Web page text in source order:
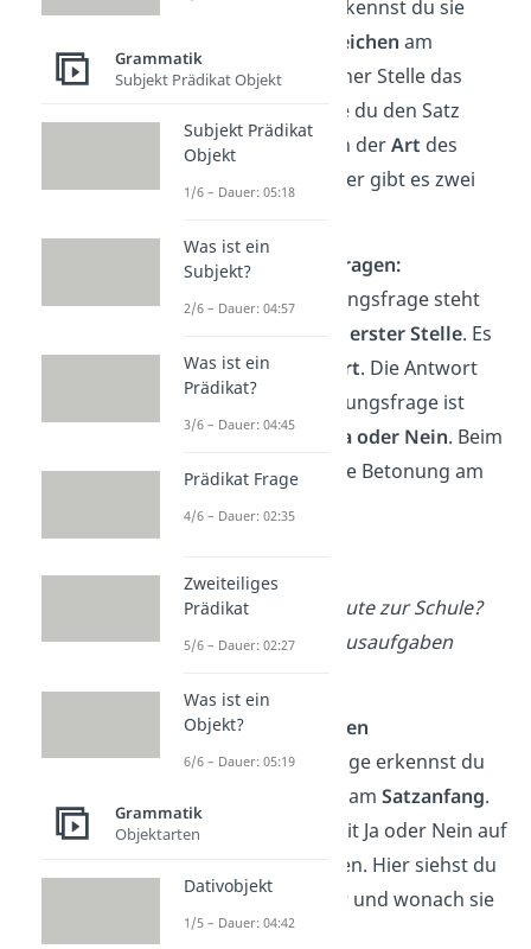
Im Schriftlichen erkennst du sie
Fragezeichen am
Satzende. An welcher Stelle das
steht und wie du den Satz
betonst, hängt von derArt des
ab. Hier gibt es zwei
1. Entscheidungsfragen:
Bei der Entscheidungsfrage steht
erster Stelle. Es
gibtkein Fragewort. Die Antwort
auf eine Entscheidungsfrage ist
immer entweder
Ja oder Nein. Beim
Sprechensteigt
die Betonung am
Ende
. ↗️
Kommst
du heute zur Schule?
Hatsie ihre Hausaufgaben
2. Ergänzungsfragen
Die Ergänzungsfrage erkennst du
am Satzanfang.
Du kannst
mit Ja oder Nein auf
die Frage antworten. Hier siehst du
typischeW-Wörterund wonach sie
fragen:
Grammatik
Subjekt Prädikat Objekt
Subjekt Prädikat
Objekt
1/6 – Dauer: 05:18
Was ist ein
Subjekt?
2/6 – Dauer: 04:57
Was ist ein
Prädikat?
3/6 – Dauer: 04:45
Prädikat Frage
4/6 – Dauer: 02:35
Zweiteiliges
Prädikat
5/6 – Dauer: 02:27
Was ist ein
Objekt?
6/6 – Dauer: 05:19
Grammatik
Objektarten
Dativobjekt
1/5 – Dauer: 04:42